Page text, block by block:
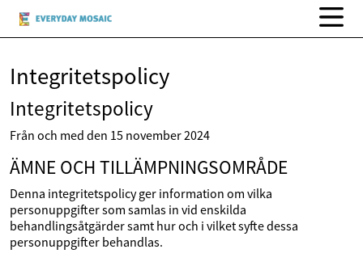
Integritetspolicy
Integritetspolicy
Från och med den 15 november 2024
ÄMNE OCH TILLÄMPNINGSOMRÅDE
Denna integritetspolicy ger information om vilka
personuppgifter som samlas in vid enskilda
behandlingsåtgärder samt hur och i vilket syfte dessa
personuppgifter behandlas.